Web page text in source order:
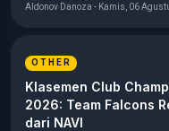
Aldonov Danoza - Kamis, 06
OTHER
Klasemen Club
2026: Team Falcons
dari NAVI